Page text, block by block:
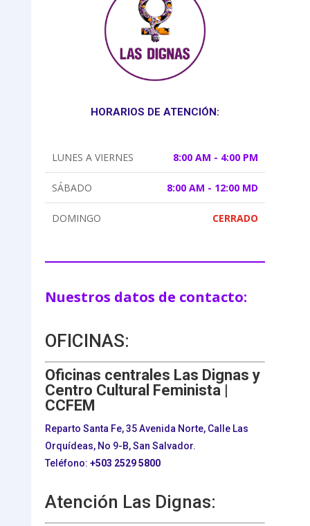
HORARIOS DE ATENCIÓN:
LUNES A VIERNES 8:00 AM - 4:00 PM
SÁBADO 8:00 AM - 12:00 MD
DOMINGO CERRADO
Nuestros datos de contacto:
OFICINAS:
Oficinas centrales Las Dignas y
Centro Cultural Feminista |
CCFEM
Reparto Santa Fe, 35 Avenida Norte, Calle Las
Orquídeas, No 9-B, San Salvador.
Teléfono: +503 2529 5800
Atención Las Dignas: